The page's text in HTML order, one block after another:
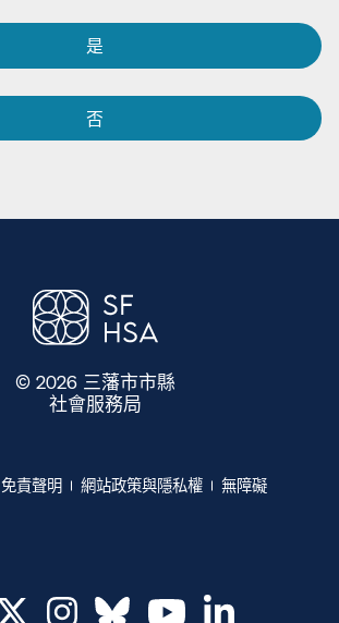
是​​
否​​
© 2026 三藩市市縣
社會服務局
免責聲明​​ 網站政策與隱私權​​ 無障礙​​